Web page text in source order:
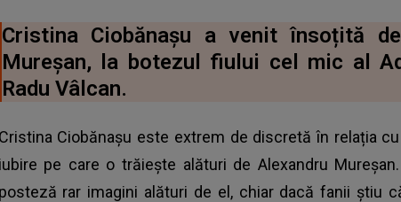
ARTICOLUL
Cristina Ciobănașu a venit însoțită
Mureșan, la botezul fiului cel mic al
Radu Vâlcan.
Cristina Ciobănașu este extrem de discretă în relația
iubire pe care o trăiește alături de Alexandru Mureșan.
posteză rar imagini alături de el, chiar dacă fanii știu